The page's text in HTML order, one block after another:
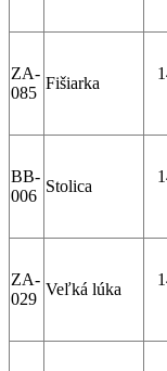
ZA-
085
Fišiarka
BB-
006
Stolica
ZA-
029
Veľká lúka